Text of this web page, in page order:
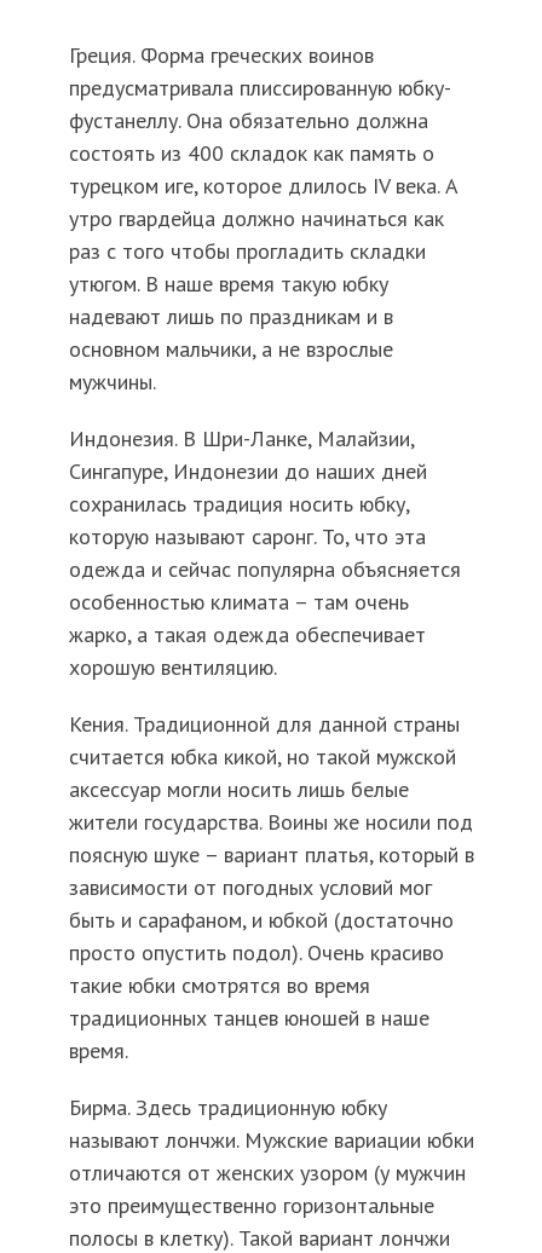
Греция. Форма греческих воинов
предусматривала плиссированную юбку-
фустанеллу. Она обязательно должна
состоять из 400 складок как память о
турецком иге, которое длилось IV века. А
утро гвардейца должно начинаться как
раз с того чтобы прогладить складки
утюгом. В наше время такую юбку
надевают лишь по праздникам и в
основном мальчики, а не взрослые
мужчины.
Индонезия. В Шри-Ланке, Малайзии,
Сингапуре, Индонезии до наших дней
сохранилась традиция носить юбку,
которую называют саронг. То, что эта
одежда и сейчас популярна объясняется
особенностью климата – там очень
жарко, а такая одежда обеспечивает
хорошую вентиляцию.
Кения. Традиционной для данной страны
считается юбка кикой, но такой мужской
аксессуар могли носить лишь белые
жители государства. Воины же носили под
поясную шуке – вариант платья, который в
зависимости от погодных условий мог
быть и сарафаном, и юбкой (достаточно
просто опустить подол). Очень красиво
такие юбки смотрятся во время
традиционных танцев юношей в наше
время.
Бирма. Здесь традиционную юбку
называют лончжи. Мужские вариации юбки
отличаются от женских узором (у мужчин
это преимущественно горизонтальные
полосы в клетку). Такой вариант лончжи